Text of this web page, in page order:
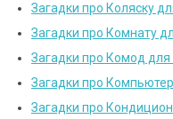
Загадки про Коляску
Загадки про Комнату
Загадки про Комод для
Загадки про
Загадки про